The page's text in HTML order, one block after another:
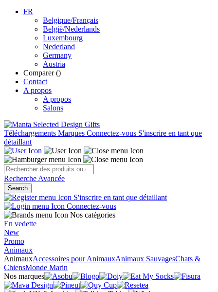
FR
Belgique/Français
België/Nederlands
Luxembourg
Nederland
Germany
Austria
Comparer ()
Contact
A propos
A propos
Salons
Téléchargements Marques Connectez-vous S'inscrire en tant que
détaillant
Recherche Avancée
Search
S'inscrire en tant que détaillant
Connectez-vous
Nos catégories
En vedette
New
Promo
Animaux
AnimauxAccessoires pour AnimauxAnimaux SauvagesChats &
ChiensMonde Marin
Nos marques